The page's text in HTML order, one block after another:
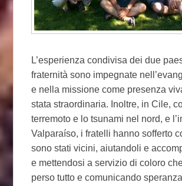
L’esperienza condivisa dei due
fraternità sono impegnate
e nella missione come presenza
stata straordinaria. Inoltre, in Cile,
terremoto e lo tsunami nel nord, e
Valparaíso, i fratelli hanno sofferto
sono stati vicini, aiutandoli e
e mettendosi a servizio di coloro
perso tutto e comunicando